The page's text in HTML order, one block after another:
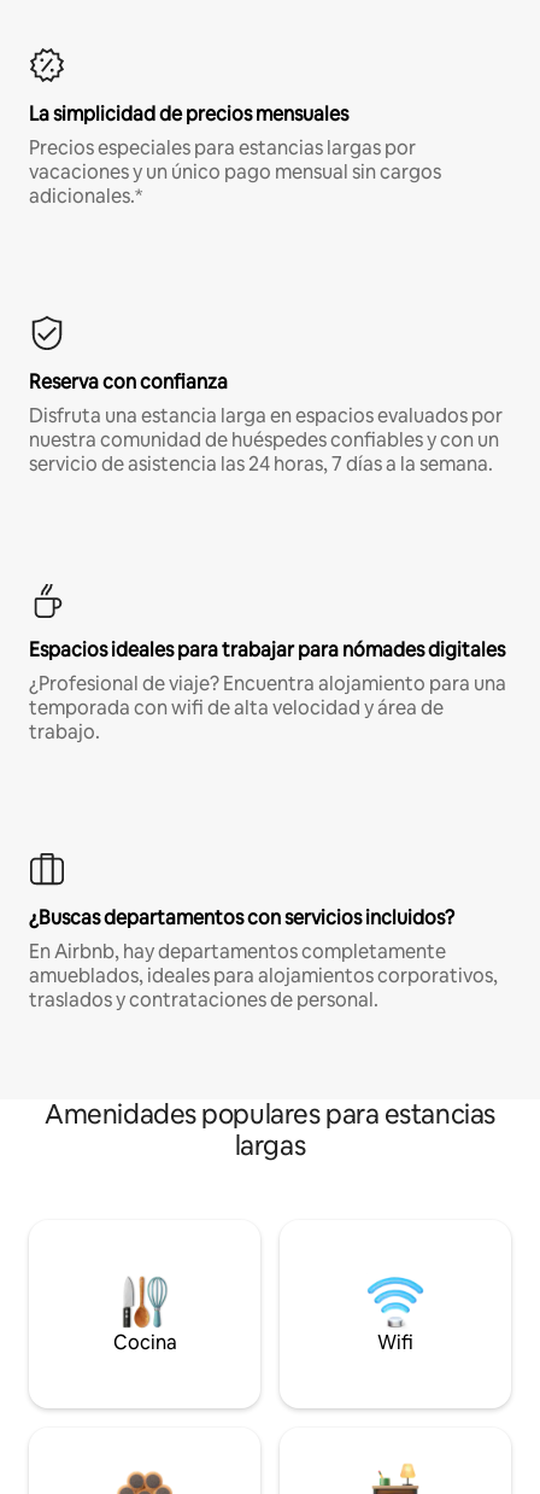
La simplicidad de precios mensuales
Precios especiales para estancias largas por
vacaciones y un único pago mensual sin cargos
adicionales.*
Reserva con confianza
Disfruta una estancia larga en espacios evaluados por
nuestra comunidad de huéspedes confiables y con un
servicio de asistencia las 24 horas, 7 días a la semana.
Espacios ideales para trabajar para nómades digitales
¿Profesional de viaje? Encuentra alojamiento para una
temporada con wifi de alta velocidad y área de
trabajo.
¿Buscas departamentos con servicios incluidos?
En Airbnb, hay departamentos completamente
amueblados, ideales para alojamientos corporativos,
traslados y contrataciones de personal.
Amenidades populares para estancias
largas
Cocina Wifi